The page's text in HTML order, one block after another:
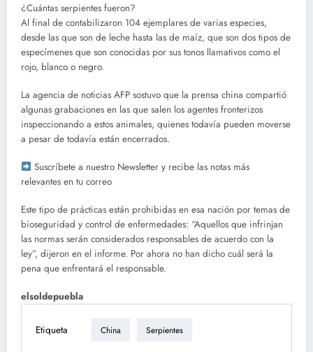
¿Cuántas serpientes fueron?
Al final de contabilizaron 104 ejemplares de varias especies,
desde las que son de leche hasta las de maíz, que son dos tipos de
especímenes que son conocidas por sus tonos llamativos como el
rojo, blanco o negro.
La agencia de noticias AFP sostuvo que la prensa china compartió
algunas grabaciones en las que salen los agentes fronterizos
inspeccionando a estos animales, quienes todavía pueden moverse
a pesar de todavía están encerrados.
Suscríbete a nuestro Newsletter y recibe las notas más
relevantes en tu correo
Este tipo de prácticas están prohibidas en esa nación por temas de
bioseguridad y control de enfermedades: “Aquellos que infrinjan
las normas serán considerados responsables de acuerdo con la
ley”, dijeron en el informe. Por ahora no han dicho cuál será la
pena que enfrentará el responsable.
elsoldepuebla
Etiqueta China Serpientes